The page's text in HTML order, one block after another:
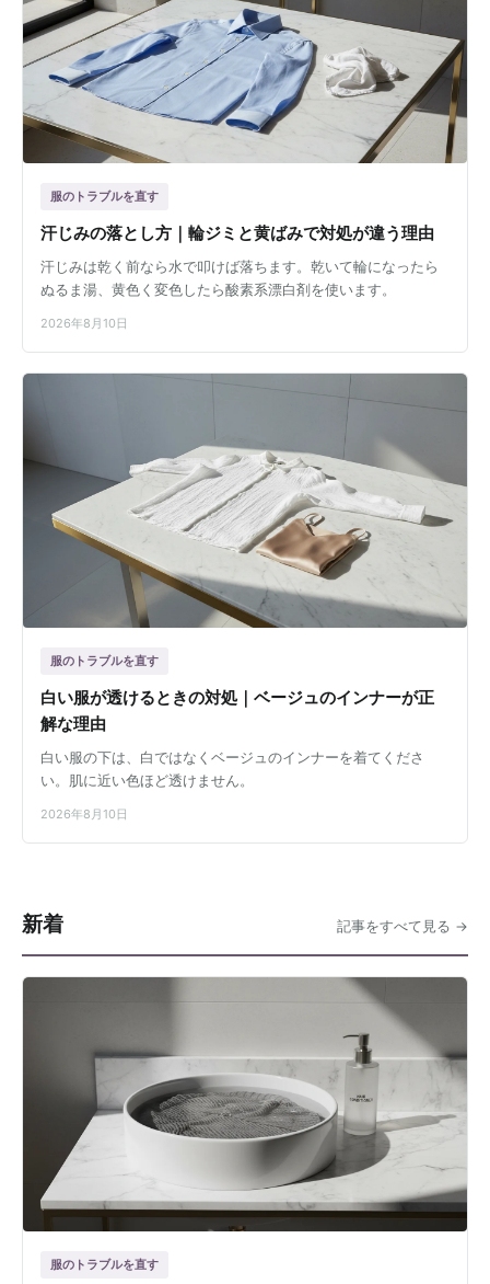
服のトラブルを直す
汗じみの落とし方｜輪ジミと黄ばみで対処が違う理由
汗じみは乾く前なら水で叩けば落ちます。乾いて輪になったら
ぬるま湯、黄色く変色したら酸素系漂白剤を使います。
2026年8月10日
服のトラブルを直す
白い服が透けるときの対処｜ベージュのインナーが正
解な理由
白い服の下は、白ではなくベージュのインナーを着てくださ
い。肌に近い色ほど透けません。
2026年8月10日
新着 記事をすべて見る
服のトラブルを直す